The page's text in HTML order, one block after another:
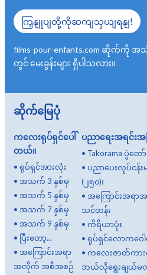
ကြှနျုပျတို့ကိုဆကျသှယျရနျ!
films-pour-enfants.com ဆိုက်ကို
တွင် မေးခွန်းများ ရှိပါသလား။
ဆိုက်မြေပုံ
ကလေးရုပ်ရှင်ပေါ်
တယ်။
• ရုပ်ရှင်အားလုံး
• အသက် 3 နှစ်မှ
• အသက် 5 နှစ်မှ
• အသက် 7 နှစ်မှ
• အသက် 9 နှစ်မှ
• ပြီးတော့...
• အကြောင်းအရာ
အလိုက် အစီအစဉ်
ပညာရေးအရင်းအမ
• Takorama ပွဲတော်
•ပညာပေးလုပ်ငန်းမ
(၂၅၀)၊
•အကြောင်းအရ
သင်တန်း
•ကိရိယာပုံး
•ရုပ်ရှင်လောကဝေ
•ကလေးဇာတ်ကာ
ဘယ်လိုရွေးချယ်မ